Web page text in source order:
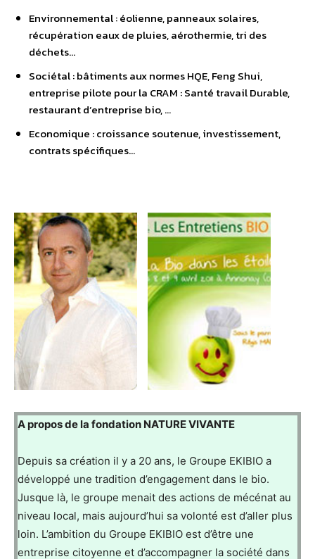
Environnemental : éolienne, panneaux solaires,
récupération eaux de pluies, aérothermie, tri des
déchets…
Sociétal : bâtiments aux normes HQE, Feng Shui,
entreprise pilote pour la CRAM : Santé travail Durable,
restaurant d’entreprise bio, …
Economique : croissance soutenue, investissement,
contrats spécifiques…
A propos de la fondation NATURE VIVANTE
Depuis sa création il y a 20 ans, le Groupe EKIBIO a
développé une tradition d’engagement dans le bio.
Jusque là, le groupe menait des actions de mécénat au
niveau local, mais aujourd’hui sa volonté est d’aller plus
loin. L’ambition du Groupe EKIBIO est d’être une
entreprise citoyenne et d’accompagner la société dans